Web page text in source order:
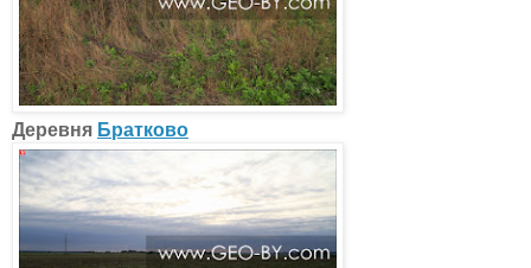
Деревня Братково